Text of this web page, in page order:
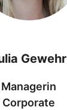
Gewehr
Managerin
Corporate